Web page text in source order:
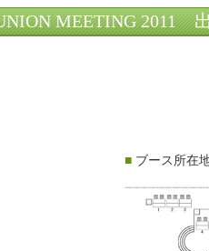
MEETING 2011出
■ ブース所在